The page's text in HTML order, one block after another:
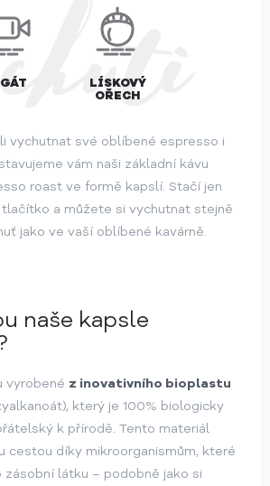
LÍSKOVÝ
OŘECH
vychutnat své oblíbené espresso i
vám naši základní kávu
roast ve formě kapslí. Stačí jen
a můžete si vychutnat stejně
jako ve vaší oblíbené kavárně.
naše kapsle
vyrobené z inovativního bioplastu
který je 100% biologicky
k přírodě. Tento materiál
cestou díky mikroorganismům, které
zásobní látku – podobně jako si